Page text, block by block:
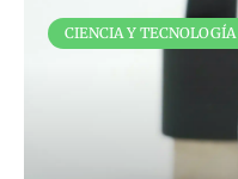
CIENCIA Y TECNOLOGÍA